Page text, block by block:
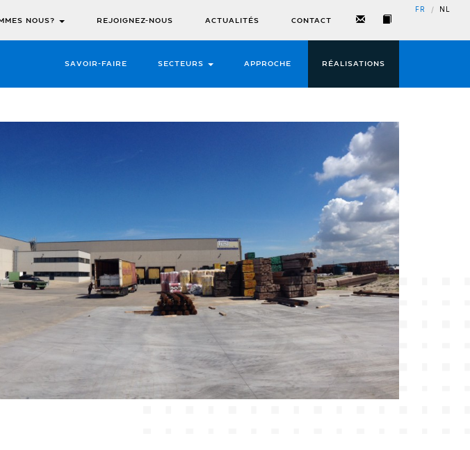
NOUS? REJOIGNEZ-NOUS ACTUALITÉS CONTACT
SAVOIR-FAIRE SECTEURS APPROCHE RÉALISATIONS
NL
/
FR